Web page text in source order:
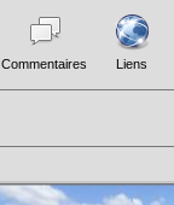
Commentaires Liens